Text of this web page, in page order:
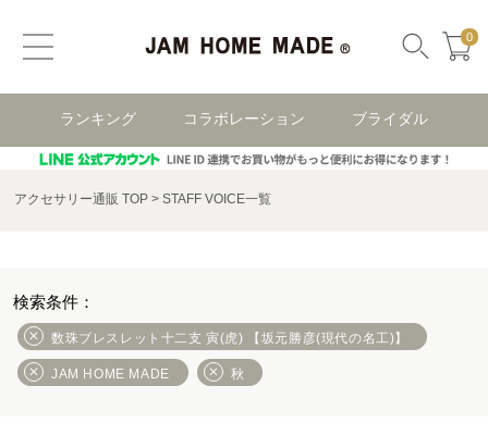
0
ランキング コラボレーション ブライダル
アクセサリー通販 TOP STAFF VOICE一覧
数珠ブレスレット十二支 寅(虎) 【坂元勝彦(現代の名工)】
JAM HOME MADE 秋